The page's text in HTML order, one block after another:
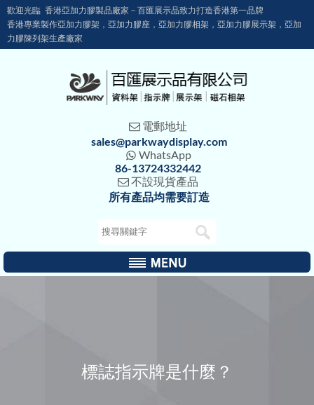
歡迎光臨 香港亞加力膠製品廠家－百匯展示品致力打造香港第一品牌
香港專業製作亞加力膠架，亞加力膠座，亞加力膠相架，亞加力膠展示架，亞加
力膠陳列架生產廠家
 電郵地址
sales@parkwaydisplay.com
 WhatsApp
86-13724332442
不設現貨產品
所有產品均需要訂造
標誌指示牌是什麼？